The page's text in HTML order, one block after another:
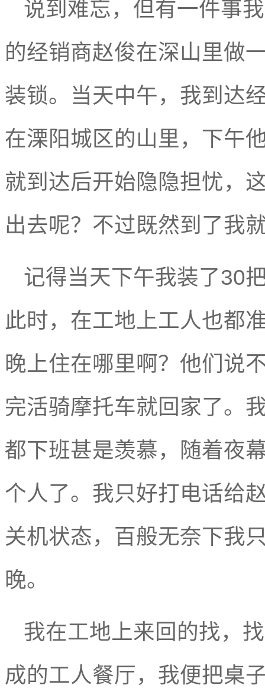
说到难忘， 但有一件事
的经销商赵俊在深山里做
装锁。当天中午，我到达
在溧阳城区的山里，下午
就到达后开始隐隐担忧，
出去呢？不过既然到了我
记得当天下午我装了30
此时，在工地上工人也都
晚上住在哪里啊？他们说
完活骑摩托车就回家了。
都下班甚是羡慕，随着夜
个人了。我只好打电话给
关机状态，百般无奈下我
晚。
我在工地上来回的找，
成的工人餐厅， 我便把桌